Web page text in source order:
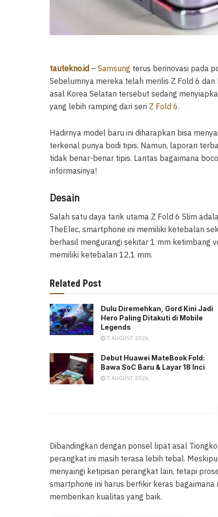
tautekno.id – Samsung terus berinovasi pada
Sebelumnya mereka telah merilis Z Fold 6
asal Korea Selatan tersebut sedang
yang lebih ramping dari seri Z Fold 6.
Hadirnya model baru ini diharapkan bisa
terkenal punya bodi tipis. Namun, laporan
tidak benar-benar tipis. Lantas bagaimana
informasinya!
Desain
Salah satu daya tarik utama Z Fold 6 Slim
TheElec, smartphone ini memiliki ketebalan
berhasil mengurangi sekitar 1 mm ketimbang
memiliki ketebalan 12,1 mm.
Related Post
Dulu Diremehkan, Gord Kini Jadi
Hero Paling Ditakuti di Mobile
Legends
7 AUGUST 2026
Debut Huawei MateBook Fold:
Bawa SoC Baru & Layar 18 Inci
7 AUGUST 2026
Dibandingkan dengan ponsel lipat asal
perangkat ini masih terasa lebih tebal.
menyaingi ketipisan perangkat lain, tetapi
smartphone ini harus berfikir keras
memberikan kualitas yang baik.